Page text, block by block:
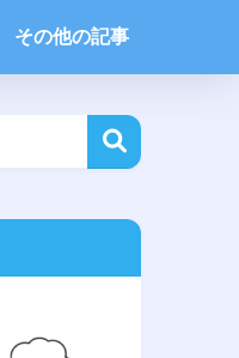
その他の記事